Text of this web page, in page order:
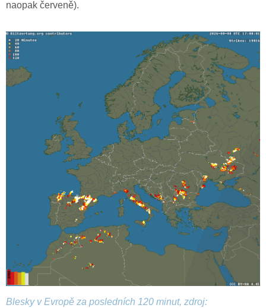
naopak červeně).
Blesky v Evropě za posledních 120 minut, zdroj: